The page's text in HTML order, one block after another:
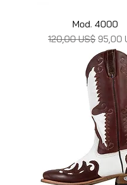
Mod. 4000
Precio
120,00 US$ Precio
95,00